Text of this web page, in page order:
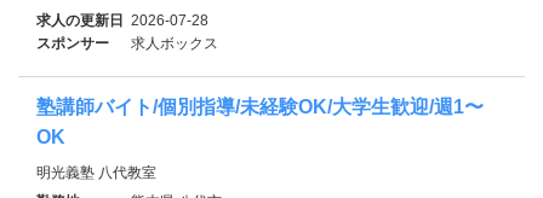
求人の更新日 2026-07-28
スポンサー
求人ボックス
塾講師バイト/個別指導/未経験OK/大学生歓迎/週1〜
OK
明光義塾 八代教室